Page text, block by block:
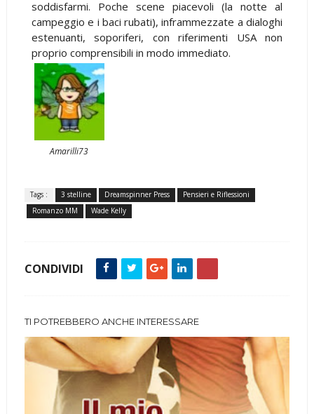
soddisfarmi. Poche scene piacevoli (la notte al
campeggio e i baci rubati), inframmezzate a dialoghi
estenuanti, soporiferi, con riferimenti USA non
proprio comprensibili in modo immediato.
Amarilli73
Tags : 3 stelline Dreamspinner Press
Pensieri e Riflessioni
Romanzo MM
Wade Kelly
CONDIVIDI
TI POTREBBERO ANCHE INTERESSARE